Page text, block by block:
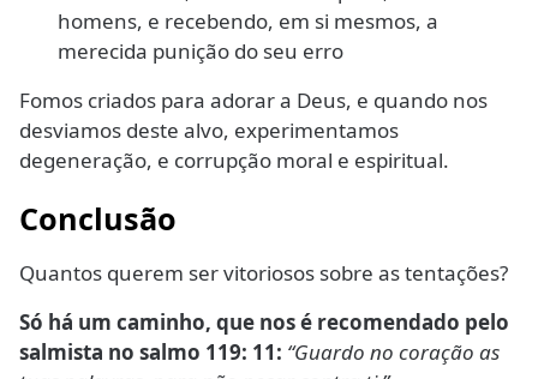
homens, e recebendo, em si mesmos, a
merecida punição do seu erro
Fomos criados para adorar a Deus, e quando nos
desviamos deste alvo, experimentamos
degeneração, e corrupção moral e espiritual.
Conclusão
Quantos querem ser vitoriosos sobre as tentações?
Só há um caminho, que nos é recomendado pelo
salmista no salmo 119: 11: “Guardo no coração as